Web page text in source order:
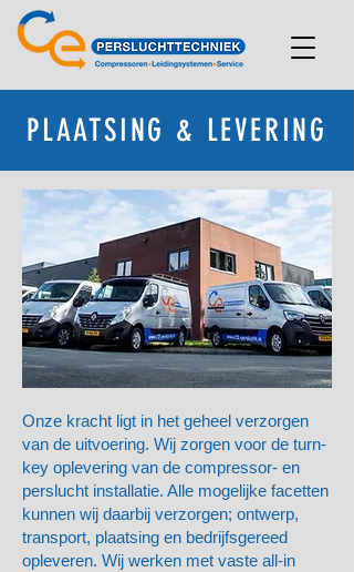
PLAATSING & LEVERING
Onze kracht ligt in het geheel verzorgen
van de uitvoering. Wij zorgen voor de turn-
key oplevering van de compressor- en
perslucht installatie. Alle mogelijke facetten
kunnen wij daarbij verzorgen; ontwerp,
transport, plaatsing en bedrijfsgereed
opleveren. Wij werken met vaste all-in